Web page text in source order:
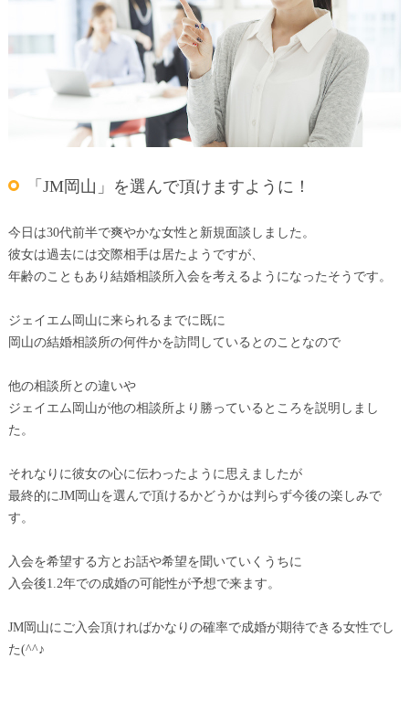
「JM岡山」を選んで頂けますように！
今日は30代前半で爽やかな女性と新規面談しました。
彼女は過去には交際相手は居たようですが、
年齢のこともあり結婚相談所入会を考えるようになったそうです。
ジェイエム岡山に来られるまでに既に
岡山の結婚相談所の何件かを訪問しているとのことなので
他の相談所との違いや
ジェイエム岡山が他の相談所より勝っているところを説明しまし
た。
それなりに彼女の心に伝わったように思えましたが
最終的にJM岡山を選んで頂けるかどうかは判らず今後の楽しみで
す。
入会を希望する方とお話や希望を聞いていくうちに
入会後1.2年での成婚の可能性が予想で来ます。
JM岡山にご入会頂ければかなりの確率で成婚が期待できる女性でし
た(^^♪